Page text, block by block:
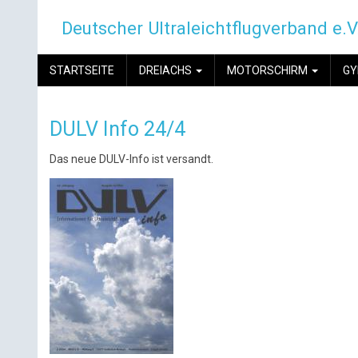
Deutscher Ultraleichtflugverband
MAIN
NAVIGATION
STARTSEITE DREIACHS MOTORSCHIRM
DULV Info 24/4
Das neue DULV-Info ist versandt.